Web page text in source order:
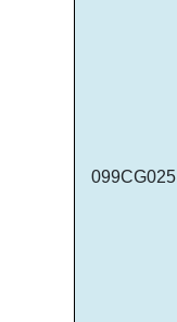
099CG025